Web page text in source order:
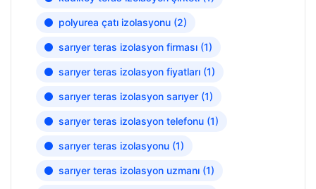
polyurea çatı izolasyonu (2)
sarıyer teras izolasyon firması (1)
sarıyer teras izolasyon fiyatları (1)
sarıyer teras izolasyon sarıyer (1)
sarıyer teras izolasyon telefonu (1)
sarıyer teras izolasyonu (1)
sarıyer teras izolasyon uzmanı (1)